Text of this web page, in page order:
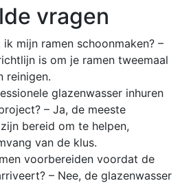
vragen
mijn ramen schoonmaken? –
is om je ramen tweemaal
reinigen.
glazenwasser inhuren
– Ja, de meeste
bereid om te helpen,
van de klus.
voorbereiden voordat de
– Nee, de glazenwasser